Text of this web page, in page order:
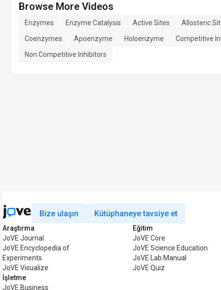
Browse More Videos
Enzymes Enzyme Catalysis Active Sites
Allosteric
Coenzymes
Apoenzyme Holoenzyme
Competitive
Non Competitive Inhibitors
Bize ulaşın Kütüphaneye tavsiye et
Araştırma
JoVE Journal
JoVE Encyclopedia of
Experiments
JoVE Visualize
İşletme
JoVE Business
Eğitim
JoVE Core
JoVE Science Education
JoVE Lab Manual
JoVE Quiz